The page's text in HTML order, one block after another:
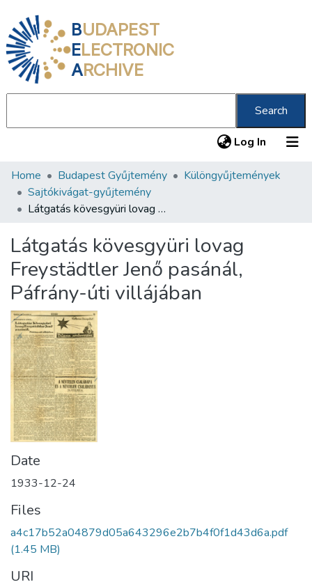
BUDAPEST
ELECTRONIC
ARCHIVE
Search
Log In (current)
Communities & Collections
All of DSpace
About us
Home Budapest Gyűjtemény
Különgyűjtemények
Sajtókivágat-gyűjtemény
Látgatás kövesgyüri lovag Freystädtler Jenő pasánál, Páfrány-úti villájában
Látgatás kövesgyüri lovag
Freystädtler Jenő pasánál,
Páfrány-úti villájában
Date
1933-12-24
Files
a4c17b52a04879d05a643296e2b7b4f0f1d43d6a.pdf
(1.45 MB)
URI